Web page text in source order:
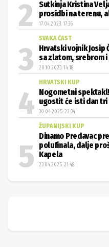
Sutkinja Kristina
prosidbi na terenu,
17.04.2023. 17:36
SVAKA ČAST
Hrvatski vojnik Josip
sa zlatom, srebrom i
20.10.2023. 14:18
HRVATSKI KUP
Nogometni
ugostit će isti dan
30.04.2025. 22:34
ŽUPANIJSKI KUP
Dinamo Predavac
polufinala, dalje
Kapela
23.04.2025. 21:48